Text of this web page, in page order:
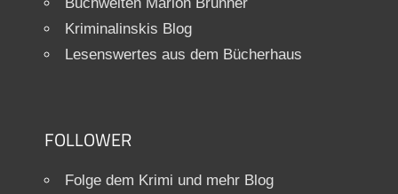
Kriminalinskis Blog
Lesenswertes aus dem Bücherhaus
FOLLOWER
Folge dem Krimi und mehr Blog